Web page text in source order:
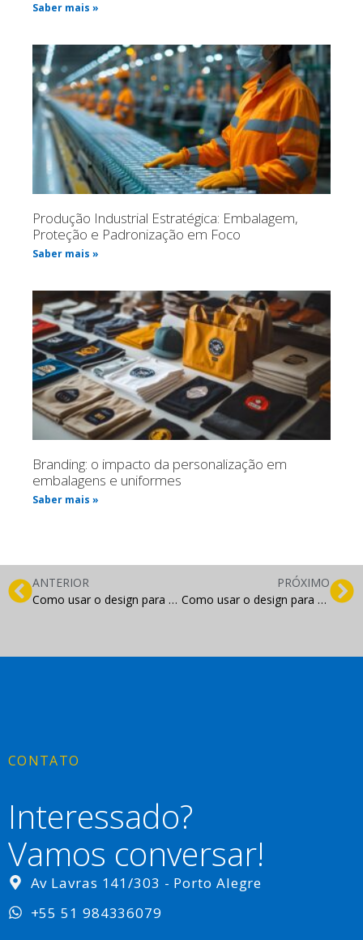
Saber mais »
Produção Industrial Estratégica: Embalagem,
Proteção e Padronização em Foco
Saber mais »
Branding: o impacto da personalização em
embalagens e uniformes
Saber mais »
ANTERIOR
Como usar o design para gerar resultados no marketing digital?
PRÓXIMO
Como usar o design para resultados positivos no marketing digital
CONTATO
Interessado?
Vamos conversar!
Av Lavras 141/303 - Porto Alegre
+55 51 984336079